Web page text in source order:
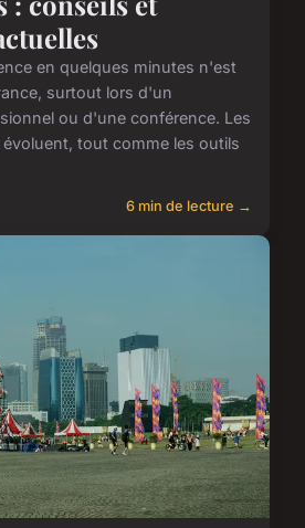
en quelques minutes n'est
surtout lors d'un
ou d'une conférence. Les
tout comme les outils
6 min de lecture →